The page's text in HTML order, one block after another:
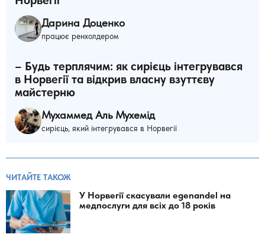
Дарина Доценко
працює ренхолдером
– Будь терплячим: як сирієць інтегрувався
в Норвегії та відкрив власну взуттєву
майстерню
Мухаммед Аль Мухемід
сирієць, який інтегрувався в Норвегії
ЧИТАЙТЕ ТАКОЖ
У Норвегії скасували egenandel на
медпослуги для всіх до 18 років